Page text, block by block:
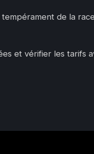
de la
et vérifier les tarifs